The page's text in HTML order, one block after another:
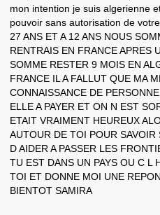
mon intention je suis algerienne
pouvoir sans autorisation de
27 ANS ET A 12 ANS NOUS
RENTRAIS EN FRANCE APRES
SOMME RESTER 9 MOIS EN
FRANCE IL A FALLUT QUE MA
CONNAISSANCE DE
ELLE A PAYER ET ON N EST
ETAIT VRAIMENT HEUREUX
AUTOUR DE TOI POUR
D AIDER A PASSER LES
TU EST DANS UN PAYS OU C L
TOI ET DONNE MOI UNE
BIENTOT SAMIRA